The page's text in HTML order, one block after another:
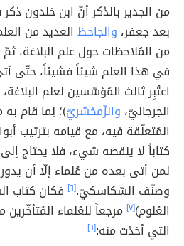
من الجدير بالذَكر أنّ ابن خلدون
بعد جعفر، والجاحظ العديد من
من المُلاحظات حول علم البلاغة،
في هذا العلم شيئاً فشيئاً، حتّى
اعتُبِر ثالث المُؤسّسين لعلم
الجرجانيّ، والزّمخشريّ)؛ لِما قام
المُتعلّقة فيه، مع قيامه بترتيب
كتاباً لا يَنقصه شيء، فلا يحتاج
لمن أتى بعده من عُلماء إلّا أن
وصنّف السّكاسكيّ.[٦]
فكان كتاب
العُلوم)[٧]
مرجعاً للعُلماء
التي أخذت منه:[٦]